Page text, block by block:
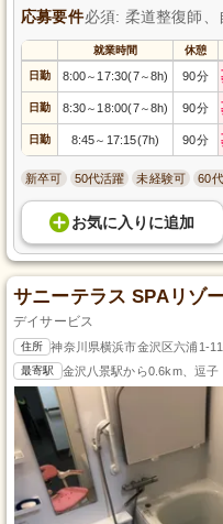
応募要件必須: 柔道整復師、
就業時間 休憩
日勤 8:00～ 17:30(7～8h) 90分
日勤 8:30～ 18:00(7～8h) 90分
日勤 8:45～ 17:15(7h) 90分
新卒可 50代活躍 未経験可 60
お気に入り に追加
サニーテラス SPAリゾ
デイサービス
住所 神奈川県横浜市金沢区六浦1-
最寄駅 金沢八景駅から0.6km、逗